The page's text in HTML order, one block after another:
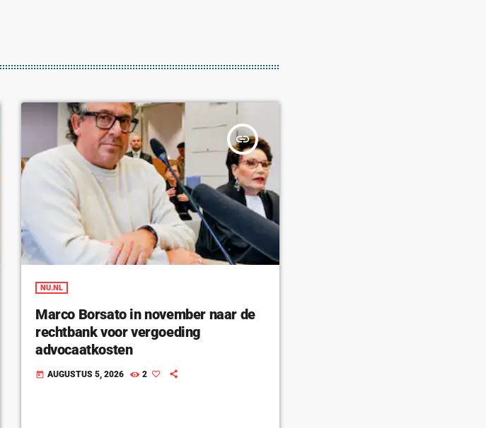
insert_link
NU.NL
Marco Borsato in november naar de
rechtbank voor vergoeding
advocaatkosten
today AUGUSTUS 5, 2026 2